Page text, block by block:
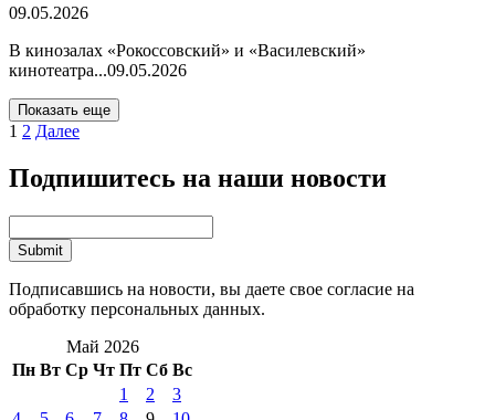
09.05.2026
В кинозалах «Рокоссовский» и «Василевский»
кинотеатра...09.05.2026
Показать еще
1 2 Далее
Подпишитесь на наши новости
Подписавшись на новости, вы даете свое согласие на
обработку персональных данных.
Май 2026
Пн Вт Ср Чт Пт Сб Вс
1
2
3